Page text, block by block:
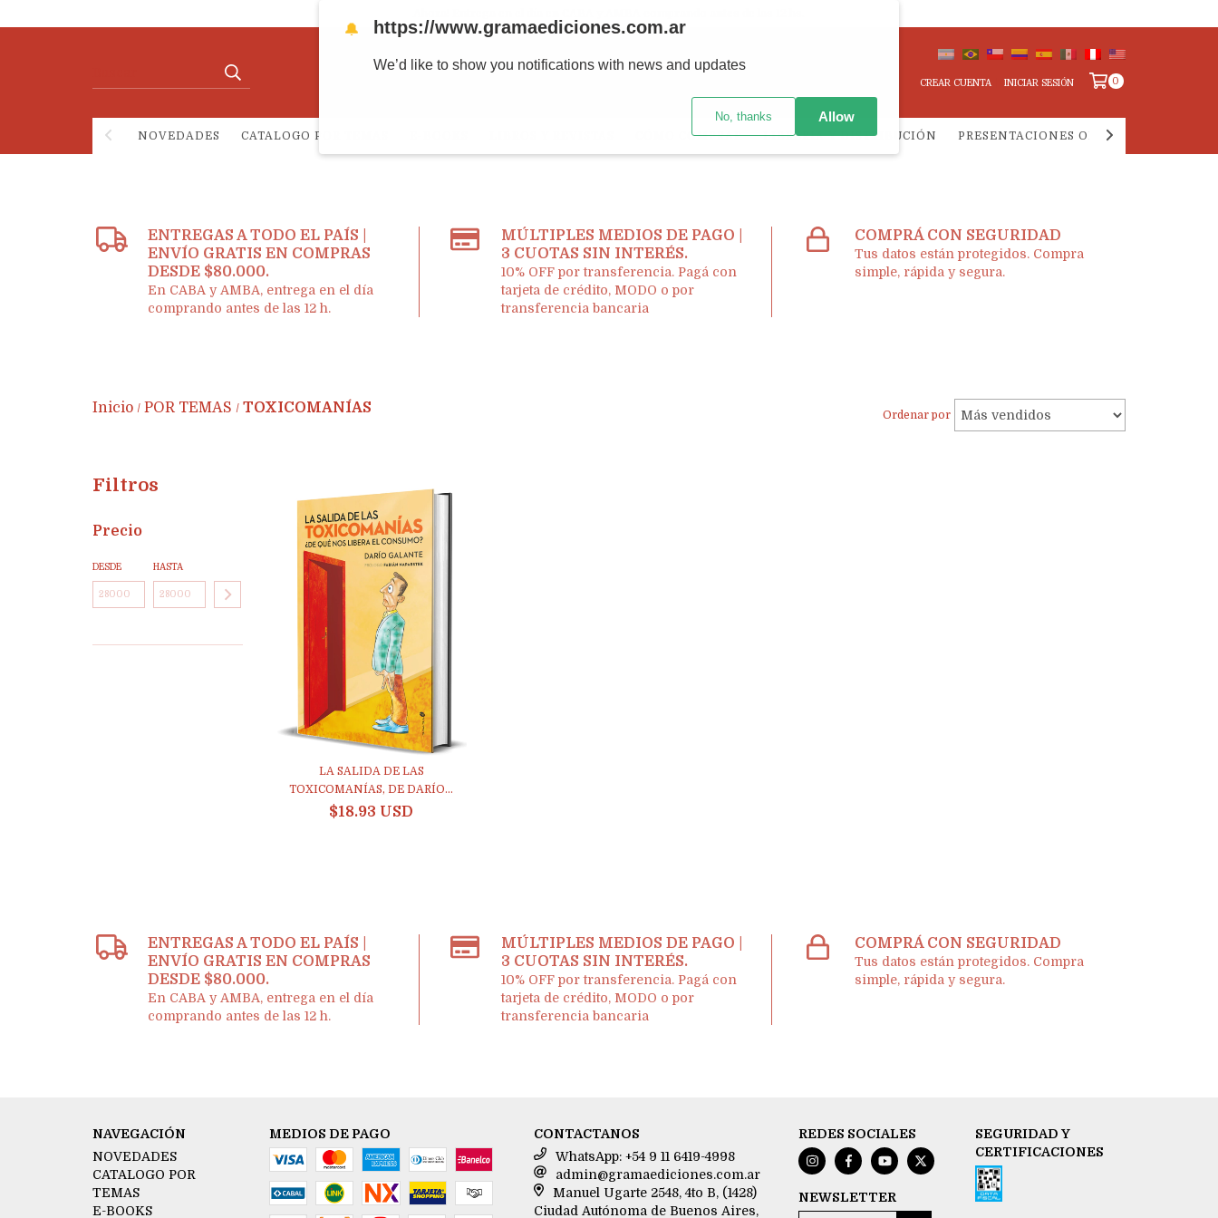
CREAR CUENTA INICIAR SESIÓN 0
NOVEDADES CATALOGO POR TEMAS CÓMO COMPRAR LIBRERIA Y DISTRIBUCIÓN PRESENTACIONES ONLINE
ENTREGAS A TODO EL PAÍS |
ENVÍO GRATIS EN COMPRAS
DESDE $80.000.
En CABA y AMBA, entrega en el día
comprando antes de las 12 h.
MÚLTIPLES MEDIOS DE PAGO |
3 CUOTAS SIN INTERÉS.
10% OFF por transferencia. Pagá con
tarjeta de crédito, MODO o por
transferencia bancaria
COMPRÁ CON SEGURIDAD
Tus datos están protegidos. Compra
simple, rápida y segura.
Inicio / POR TEMAS / TOXICOMANÍAS Ordenar por
Filtros
Precio
DESDE HASTA
LA SALIDA DE LAS
TOXICOMANÍAS, DE DARÍO...
$18.93 USD
ENTREGAS A TODO EL PAÍS |
ENVÍO GRATIS EN COMPRAS
DESDE $80.000.
En CABA y AMBA, entrega en el día
comprando antes de las 12 h.
MÚLTIPLES MEDIOS DE PAGO |
3 CUOTAS SIN INTERÉS.
10% OFF por transferencia. Pagá con
tarjeta de crédito, MODO o por
transferencia bancaria
COMPRÁ CON SEGURIDAD
Tus datos están protegidos. Compra
simple, rápida y segura.
NAVEGACIÓN
NOVEDADES
CATALOGO POR
TEMAS
E-BOOKS
MEDIOS DE PAGO
CONTACTANOS
WhatsApp: +54 9 11 6419-4998
admin@gramaediciones.com.ar
Manuel Ugarte 2548, 4to B, (1428)
Ciudad Autónoma de Buenos Aires,
REDES SOCIALES
NEWSLETTER
SEGURIDAD Y
CERTIFICACIONES
🔔 https://www.gramaediciones.com.ar
We’d like to show you notifications with news and updates
No, thanks Allow